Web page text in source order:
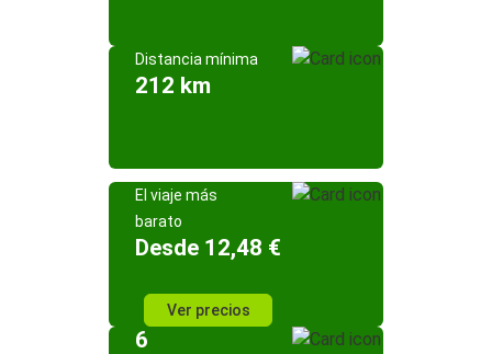
Distancia mínima
212 km
El viaje más
barato
Desde 12,48 €
Ver precios
6